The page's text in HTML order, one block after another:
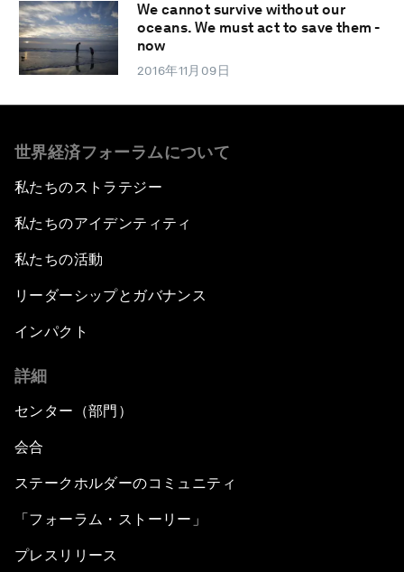
We cannot survive without our
oceans. We must act to save them -
now
2016年11月09日
世界経済フォーラムについて
私たちのストラテジー
私たちのアイデンティティ
私たちの活動
リーダーシップとガバナンス
インパクト
詳細
センター（部門）
会合
ステークホルダーのコミュニティ
「フォーラム・ストーリー」
プレスリリース